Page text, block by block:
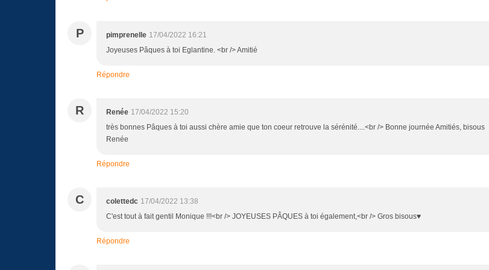
P pimprenelle 17/04/2022 16:21
Joyeuses Pâques à toi Eglantine. <br /> Amitié
Répondre
R Renée 17/04/2022 15:20
très bonnes Pâques à toi aussi chère amie que ton coeur retrouve la sérénité....<br /> Bonne journée Amitiés, bisous
Renée
Répondre
C colettedc 17/04/2022 13:38
C'est tout à fait gentil Monique !!!<br /> JOYEUSES PÂQUES à toi également,<br /> Gros bisous♥
Répondre